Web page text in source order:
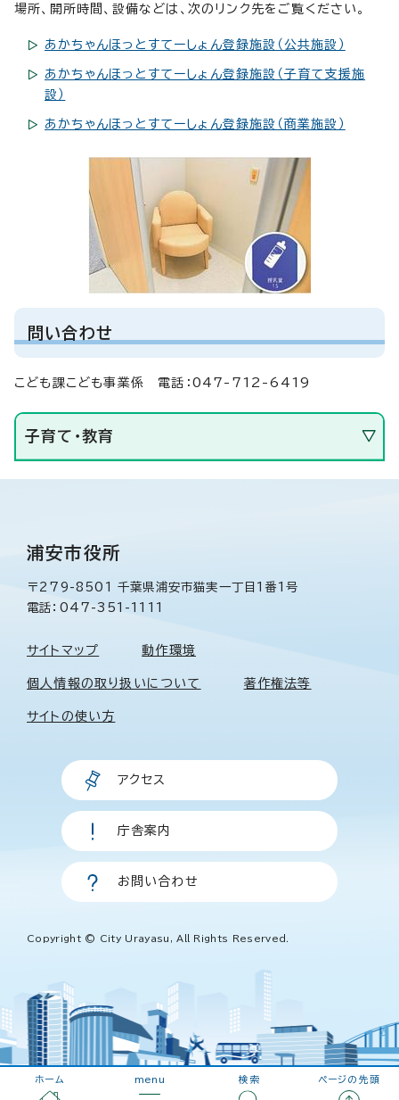
場所、開所時間、設備などは、次のリンク先をご覧ください。
あかちゃんほっとすてーしょん登録施設（公共施設）
あかちゃんほっとすてーしょん登録施設（子育て支援施
設）
あかちゃんほっとすてーしょん登録施設（商業施設）
問い合わせ
こども課こども事業係 電話：047-712-6419
子育て・教育
ホーム menu 検索 ページの先頭
浦安市役所
〒279-8501 千葉県浦安市猫実一丁目1番1号
電話：047-351-1111
サイトマップ 動作環境
個人情報の取り扱いについて 著作権法等
サイトの使い方
アクセス
庁舎案内
お問い合わせ
Copyright © City Urayasu, All Rights Reserved.